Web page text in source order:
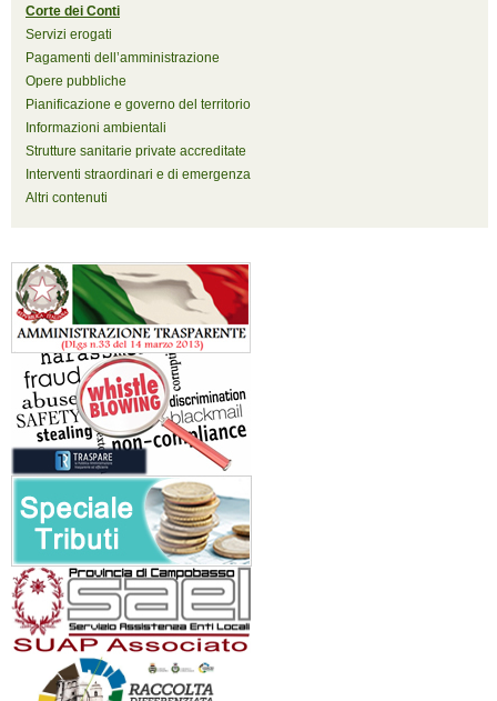
Corte dei Conti
Servizi erogati
Pagamenti dell’amministrazione
Opere pubbliche
Pianificazione e governo del territorio
Informazioni ambientali
Strutture sanitarie private accreditate
Interventi straordinari e di emergenza
Altri contenuti